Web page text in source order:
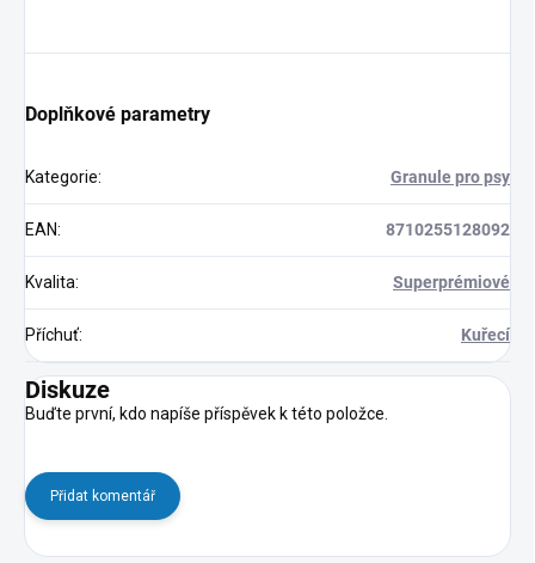
Doplňkové parametry
Kategorie: Granule pro psy
EAN: 8710255128092
Kvalita: Superprémiové
Příchuť: Kuřecí
Diskuze
Buďte první, kdo napíše příspěvek k této položce.
Přidat komentář